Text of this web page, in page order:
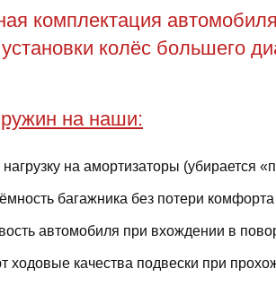
комплектация
колёс большего
на наши:
на амортизаторы (убирается
багажника без потери комфорта
автомобиля при вхождении в
ходовые качества подвески при